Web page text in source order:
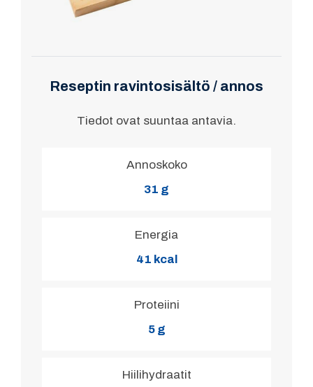
Reseptin ravintosisältö / annos
Tiedot ovat suuntaa antavia.
Annoskoko
31 g
Energia
41 kcal
Proteiini
5 g
Hiilihydraatit